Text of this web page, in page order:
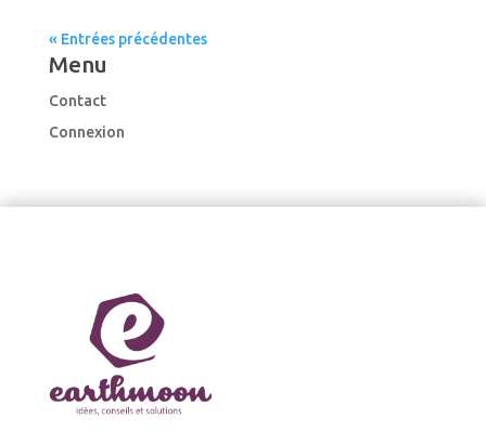
« Entrées précédentes
Menu
Contact
Connexion